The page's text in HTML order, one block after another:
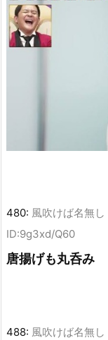
480: 風吹けば名無し
ID:9g3xd/Q60
唐揚げも丸呑み
488: 風吹けば名無し